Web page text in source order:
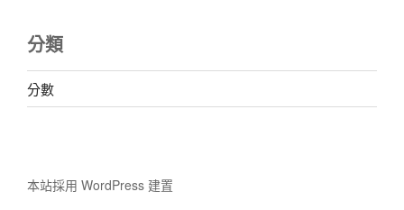
分類
分數
本站採用 WordPress 建置